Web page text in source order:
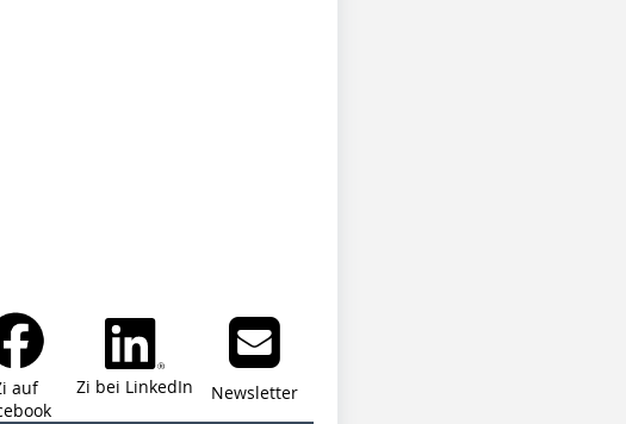
auf
Zi bei LinkedIn Newsletter